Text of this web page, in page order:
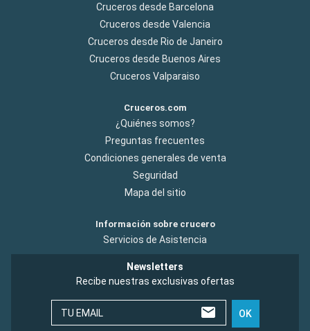
Cruceros desde Barcelona
Cruceros desde Valencia
Cruceros desde Rio de Janeiro
Cruceros desde Buenos Aires
Cruceros Valparaiso
Cruceros.com
¿Quiénes somos?
Preguntas frecuentes
Condiciones generales de venta
Seguridad
Mapa del sitio
Información sobre crucero
Servicios de Asistencia
Newsletters
Recibe nuestras exclusivas ofertas
TU EMAIL OK